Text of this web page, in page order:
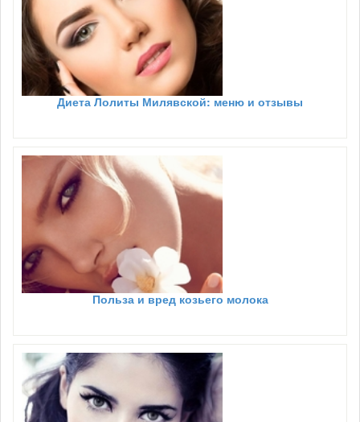
Диета Лолиты Милявской: меню и отзывы
Польза и вред козьего молока